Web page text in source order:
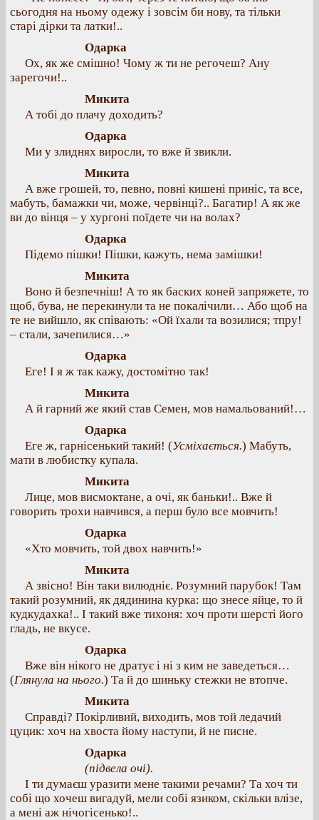
сьогодня на ньому одежу і зовсім би нову, та тільки
старі дірки та латки!..
Одарка
Ох, як же смішно! Чому ж ти не регочеш? Ану
зарегочи!..
Микита
А тобі до плачу доходить?
Одарка
Ми у злиднях виросли, то вже й звикли.
Микита
А вже грошей, то, певно, повні кишені приніс, та все,
мабуть, бамажки чи, може, червінці?.. Багатир! А як же
ви до вінця – у хургоні поїдете чи на волах?
Одарка
Підемо пішки! Пішки, кажуть, нема замішки!
Микита
Воно й безпечніш! А то як баских коней запряжете, то
щоб, бува, не перекинули та не покалічили… Або щоб на
те не вийшло, як співають: «Ой їхали та возилися; тпру!
– стали, зачепилися…»
Одарка
Еге! І я ж так кажу, достомітно так!
Микита
А й гарний же який став Семен, мов намальований!…
Одарка
Еге ж, гарнісенький такий! (Усміхається.) Мабуть,
мати в любистку купала.
Микита
Лице, мов висмоктане, а очі, як баньки!.. Вже й
говорить трохи навчився, а перш було все мовчить!
Одарка
«Хто мовчить, той двох навчить!»
Микита
А звісно! Він таки вилюдніє. Розумний парубок! Там
такий розумний, як дядинина курка: що знесе яйце, то й
кудкудахка!.. І такий вже тихоня: хоч проти шерсті його
гладь, не вкусе.
Одарка
Вже він нікого не дратує і ні з ким не заведеться…
(Глянула на нього.) Та й до шиньку стежки не втопче.
Микита
Справді? Покірливий, виходить, мов той ледачий
цуцик: хоч на хвоста йому наступи, й не писне.
Одарка
(підвела очі).
І ти думаєш уразити мене такими речами? Та хоч ти
собі що хочеш вигадуй, мели собі язиком, скільки влізе,
а мені аж нічогісенько!..